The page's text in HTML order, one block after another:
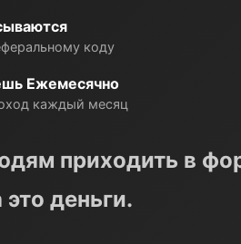
коду
Ежемесячно
каждый месяц
приходить в
деньги.